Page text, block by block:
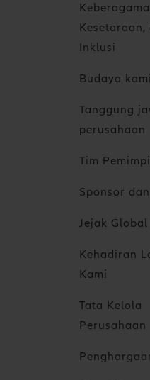
Kesetaraan,
Inklusi
Budaya kami
Tanggung
perusahaan
Tim
Sponsor
Jejak Global
Kehadiran
Kami
Tata Kelola
Perusahaan